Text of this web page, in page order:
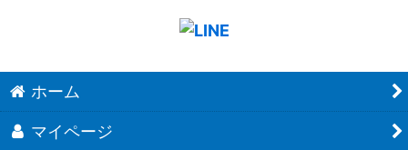
ホーム
マイページ